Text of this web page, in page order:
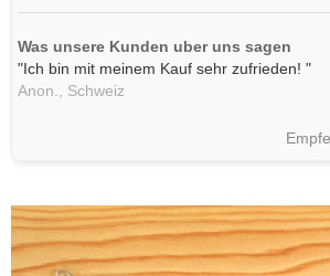
Was unsere Kunden uber uns sagen
"Ich bin mit meinem Kauf sehr zufrieden! "
Anon.,
Schweiz